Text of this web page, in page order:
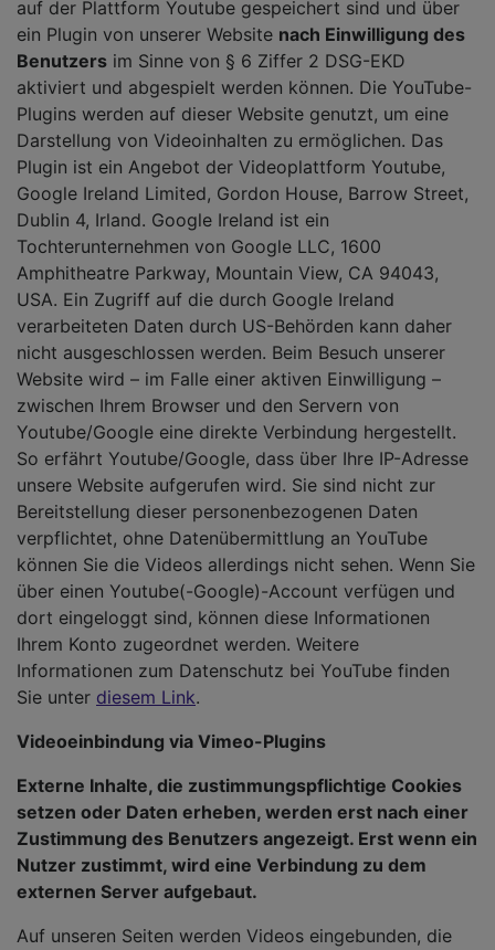
auf der Plattform Youtube gespeichert sind und über
ein Plugin von unserer Website nach Einwilligung des
Benutzers im Sinne von § 6 Ziffer 2 DSG-EKD
aktiviert und abgespielt werden können. Die YouTube-
Plugins werden auf dieser Website genutzt, um eine
Darstellung von Videoinhalten zu ermöglichen. Das
Plugin ist ein Angebot der Videoplattform Youtube,
Google Ireland Limited, Gordon House, Barrow Street,
Dublin 4, Irland. Google Ireland ist ein
Tochterunternehmen von Google LLC, 1600
Amphitheatre Parkway, Mountain View, CA 94043,
USA. Ein Zugriff auf die durch Google Ireland
verarbeiteten Daten durch US-Behörden kann daher
nicht ausgeschlossen werden. Beim Besuch unserer
Website wird – im Falle einer aktiven Einwilligung –
zwischen Ihrem Browser und den Servern von
Youtube/Google eine direkte Verbindung hergestellt.
So erfährt Youtube/Google, dass über Ihre IP-Adresse
unsere Website aufgerufen wird. Sie sind nicht zur
Bereitstellung dieser personenbezogenen Daten
verpflichtet, ohne Datenübermittlung an YouTube
können Sie die Videos allerdings nicht sehen. Wenn Sie
über einen Youtube(-Google)-Account verfügen und
dort eingeloggt sind, können diese Informationen
Ihrem Konto zugeordnet werden. Weitere
Informationen zum Datenschutz bei YouTube finden
Sie unter diesem Link.
Videoeinbindung via Vimeo-Plugins
Externe Inhalte, die zustimmungspflichtige Cookies
setzen oder Daten erheben, werden erst nach einer
Zustimmung des Benutzers angezeigt. Erst wenn ein
Nutzer zustimmt, wird eine Verbindung zu dem
externen Server aufgebaut.
Auf unseren Seiten werden Videos eingebunden, die